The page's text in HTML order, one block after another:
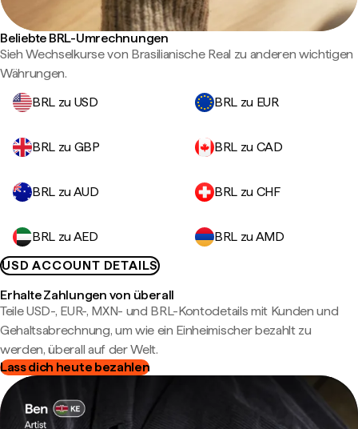
Beliebte BRL-Umrechnungen
Sieh Wechselkurse von Brasilianische Real zu anderen wichtigen
Währungen.
BRL zu USD
BRL zu EUR
BRL zu GBP BRL zu CAD
BRL zu AUD BRL zu CHF
BRL zu AED
BRL zu AMD
USD ACCOUNT DETAILS
Erhalte Zahlungen von überall
Teile USD-, EUR-, MXN- und BRL-Kontodetails mit Kunden und
Gehaltsabrechnung, um wie ein Einheimischer bezahlt zu
werden, überall auf der Welt.
Lass dich heute bezahlen